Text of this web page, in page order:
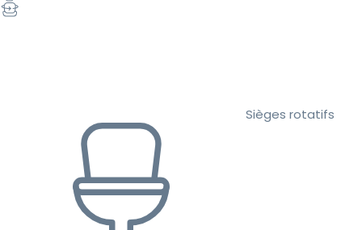
Sièges rotatifs